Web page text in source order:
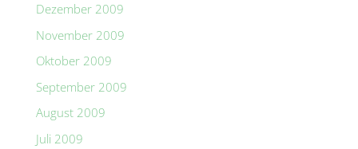
Dezember 2009
November 2009
Oktober 2009
September 2009
August 2009
Juli 2009